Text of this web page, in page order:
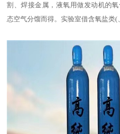
割、焊接金属，液氧用做发动机的
态空气分馏而得。实验室借含氧盐类(